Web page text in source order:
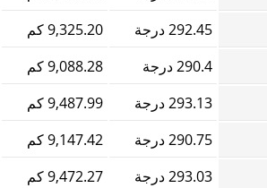
292.45 درجة
9,325.20 كم
290.4 درجة
9,088.28 كم
293.13 درجة
9,487.99 كم
290.75 درجة
9,147.42 كم
293.03 درجة
9,472.27 كم